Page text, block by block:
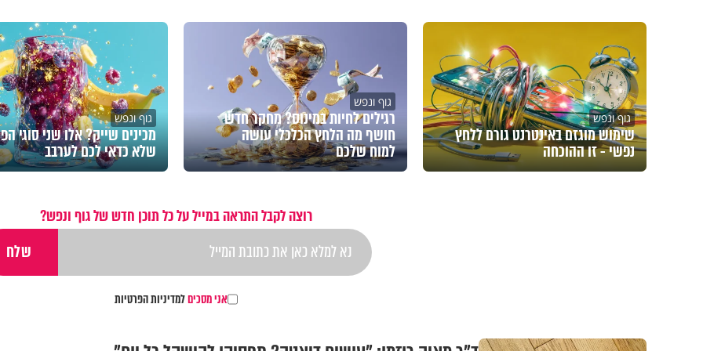
גוף ונפש
שימוש מוגזם באינטרנט גורם ללחץ
נפשי - זו ההוכחה
גוף ונפש
רגילים לחיות במינוס? מחקר חדש
חושף מה הלחץ הכלכלי עושה
למוח שלכם
גוף ונפש
מכינים שייק? אלו שני סוגי
שלא כדאי לכם לערבב
רוצה לקבל התראה במייל על כל תוכן חדש של גוף ונפש?
אני מסכיםלמדיניות הפרטיות